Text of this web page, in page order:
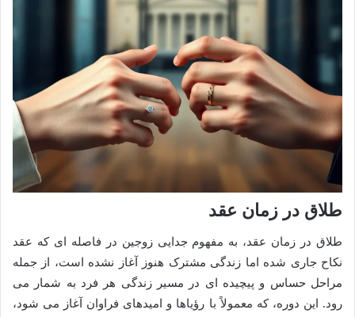
طلاق در زمان عقد
طلاق در زمان عقد، به مفهوم جدایی زوجین در فاصله ای که عقد
نکاح جاری شده اما زندگی مشترک هنوز آغاز نشده است، از جمله
مراحل حساس و پیچیده ای در مسیر زندگی هر فرد به شمار می
رود. این دوره، که معمولاً با رؤیاها و امیدهای فراوان آغاز می شود،